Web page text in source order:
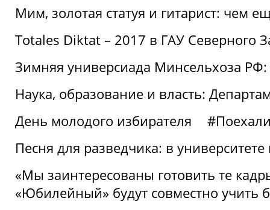
Мим, золотая статуя и гитарист: чем
Totales Diktat – 2017 в ГАУ Северного
Зимняя универсиада Минсельхоза
Наука, образование и власть:
День молодого избирателя
Песня для разведчика: в
«Мы заинтересованы готовить те
«Юбилейный» будут совместно учить